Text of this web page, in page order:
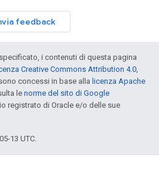
feedback
i contenuti di questa pagina
Creative Commons Attribution 4.0,
concessi in base alla licenza Apache
le norme del sito di Google
registrato di Oracle e/o delle sue
13 UTC.